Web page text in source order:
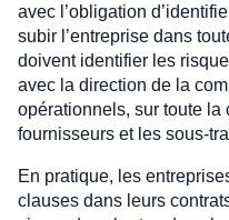
avec l’obligation
subir l’entreprise dans
doivent identifier les
avec la direction de la
opérationnels, sur toute la
fournisseurs et les sous-
En pratique, les
clauses dans leurs